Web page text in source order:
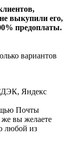
выкупили его,
предоплаты.
вариантов
Яндекс
Почты
вы желаете
любой из